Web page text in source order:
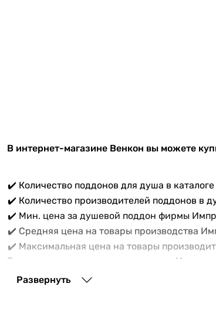
В интернет-магазине Венкон вы можете
✔️ Количество поддонов для душа в каталоге
✔️ Количество производителей поддонов в
✔️ Мин. цена за душевой поддон фирмы
✔️ Средняя цена на товары производства
✔️ Максимальная цена на товары
Вам нужно купить
поддон для душа Импрэсэ
моделей поддонов для душевой
Развернуть